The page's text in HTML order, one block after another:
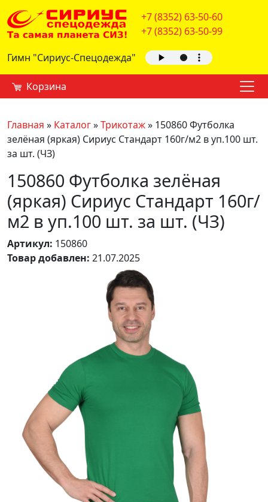
+7 (8352) 63-50-60
+7 (8352) 63-50-99
Гимн "Сириус-Спецодежда"
Корзина
Главная » Каталог»Трикотаж» 150860 Футболка
зелёная (яркая) Сириус Стандарт 160г/м2 в уп.100 шт.
за шт. (ЧЗ)
150860 Футболка зелёная
(яркая) Сириус Стандарт 160г/
м2 в уп.100 шт. за шт. (ЧЗ)
Артикул: 150860
Товар добавлен: 21.07.2025